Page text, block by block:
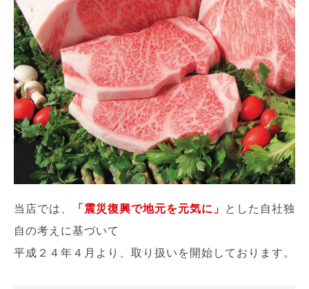
当店では、 「震災復興で地元を元気に」
とした自社独
自の考えに基づいて
平成２４年４月より、取り扱いを開始しております。